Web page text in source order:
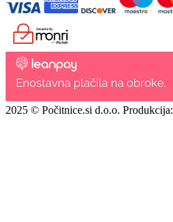
2025 © Počitnice.si d.o.o. Produkcija: